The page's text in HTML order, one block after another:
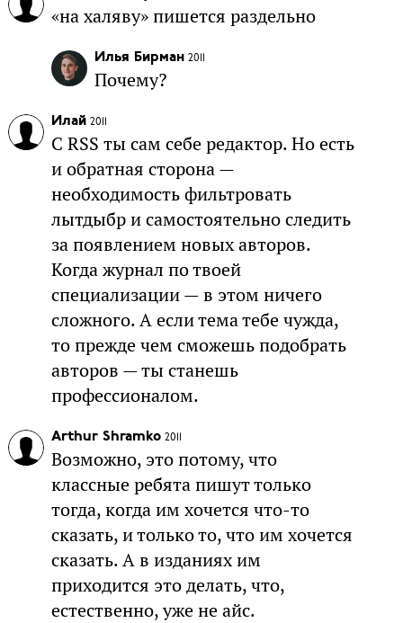
«на халяву» пишется раздельно
Илья Бирман 2011
Почему?
Илай 2011
С RSS ты сам себе редактор. Но есть
и обратная сторона —
необходимость фильтровать
лытдыбр и самостоятельно следить
за появлением новых авторов.
Когда журнал по твоей
специализации — в этом ничего
сложного. А если тема тебе чужда,
то прежде чем сможешь подобрать
авторов — ты станешь
профессионалом.
Arthur Shramko 2011
Возможно, это потому, что
классные ребята пишут только
тогда, когда им хочется что-то
сказать, и только то, что им хочется
сказать. А в изданиях им
приходится это делать, что,
естественно, уже не айс.